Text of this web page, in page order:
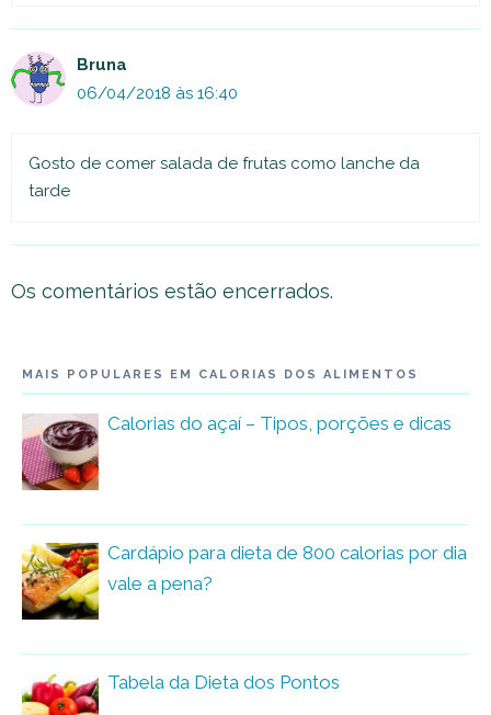
Bruna
06/04/2018 às 16:40
Gosto de comer salada de frutas como lanche da
tarde
Os comentários estão encerrados.
MAIS POPULARES EM CALORIAS DOS ALIMENTOS
Calorias do açaí – Tipos, porções e dicas
Cardápio para dieta de 800 calorias por dia
vale a pena?
Tabela da Dieta dos Pontos